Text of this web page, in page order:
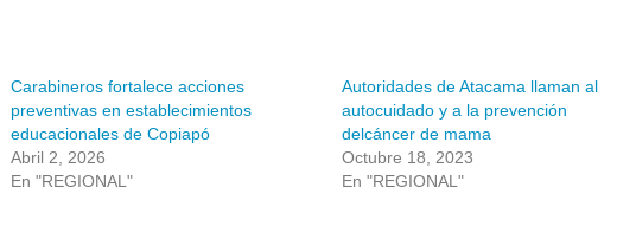
Carabineros fortalece acciones
preventivas en establecimientos
educacionales de Copiapó
Abril 2, 2026
En "REGIONAL"
Autoridades de Atacama llaman al
autocuidado y a la prevención
delcáncer de mama
Octubre 18, 2023
En "REGIONAL"